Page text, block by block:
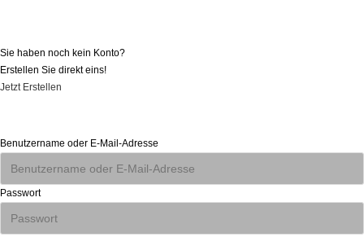
Sie haben noch kein Konto?
Erstellen Sie direkt eins!
Jetzt Erstellen
Benutzername oder E-Mail-Adresse
Passwort